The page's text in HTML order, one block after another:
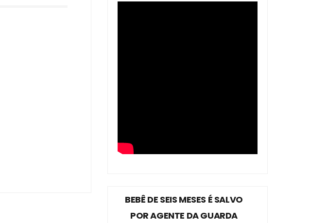
BEBÊ DE SEIS MESES É SALVO
POR AGENTE DA GUARDA